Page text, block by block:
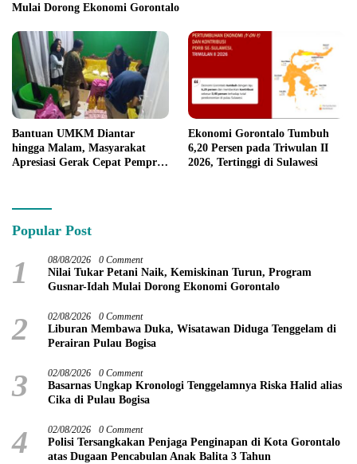
Mulai Dorong Ekonomi Gorontalo
Bantuan UMKM Diantar
hingga Malam, Masyarakat
Apresiasi Gerak Cepat Pemprov
Ekonomi Gorontalo Tumbuh
6,20 Persen pada Triwulan II
2026, Tertinggi di Sulawesi
Popular Post
1 08/08/2026 0 Comment
Nilai Tukar Petani Naik, Kemiskinan Turun, Program
Gusnar-Idah Mulai Dorong Ekonomi Gorontalo
2 02/08/2026 0 Comment
Liburan Membawa Duka, Wisatawan Diduga Tenggelam di
Perairan Pulau Bogisa
3 02/08/2026 0 Comment
Basarnas Ungkap Kronologi Tenggelamnya Riska Halid alias
Cika di Pulau Bogisa
4 02/08/2026 0 Comment
Polisi Tersangkakan Penjaga Penginapan di Kota Gorontalo
atas Dugaan Pencabulan Anak Balita 3 Tahun